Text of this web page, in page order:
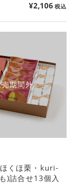
¥2,106 税込
期間外
くほ栗・kuri-
)詰合せ13個入